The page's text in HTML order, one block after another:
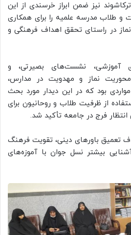
نیز ضمن ابراز خرسندی از این
و طلاب مدرسه علمیه را برای همکاری
در راستای تحقق اهداف فرهنگی و
آموزشی، نشست‌های بصیرتی، و
نماز و مهدویت در مدارس،
بود که در این دیدار مورد بحث
از ظرفیت طلاب و روحانیون برای
فرج در جامعه تأکید شد.
تعمیق باورهای دینی، تقویت فرهنگ
بیشتر نسل جوان با آموزه‌های